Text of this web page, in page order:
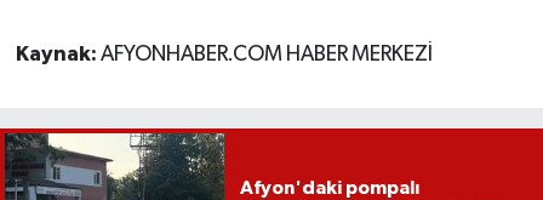
Kaynak: AFYONHABER.COM HABER MERKEZİ
Afyon'daki pompalı